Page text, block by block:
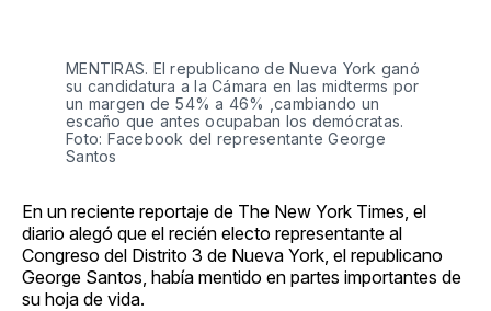
MENTIRAS. El republicano de Nueva York ganó
su candidatura a la Cámara en las midterms por
un margen de 54% a 46% ,cambiando un
escaño que antes ocupaban los demócratas.
Foto: Facebook del representante George
Santos
En un reciente reportaje de The New York Times, el
diario alegó que el recién electo representante al
Congreso del Distrito 3 de Nueva York, el republicano
George Santos, había mentido en partes importantes de
su hoja de vida.